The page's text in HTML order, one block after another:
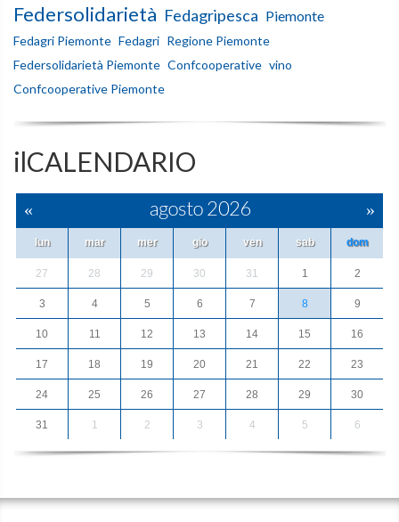
Federsolidarietà Fedagripesca Piemonte
Fedagri Piemonte Fedagri Regione Piemonte
Federsolidarietà Piemonte Confcooperative vino
Confcooperative Piemonte
ilCALENDARIO
« agosto 2026 »
lun mar mer gio ven sab dom
27 28 29 30 31 1 2
3 4 5 6 7 8 9
10 11 12 13 14 15 16
17 18 19 20 21 22 23
24 25 26 27 28 29 30
31 1 2 3 4 5 6